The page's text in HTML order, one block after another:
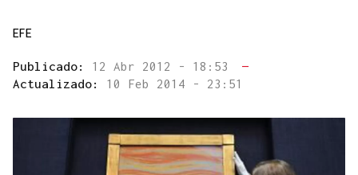
EFE
Publicado: 12 Abr 2012 - 18:53
—
Actualizado: 10 Feb 2014 - 23:51